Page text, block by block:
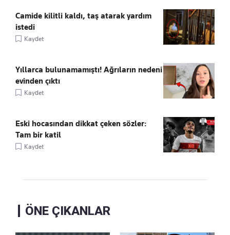
Camide kilitli kaldı, taş atarak yardım
istedi
Kaydet
Yıllarca bulunamamıştı! Ağrıların nedeni
evinden çıktı
Kaydet
Eski hocasından dikkat çeken sözler:
Tam bir katil
Kaydet
ÖNE ÇIKANLAR